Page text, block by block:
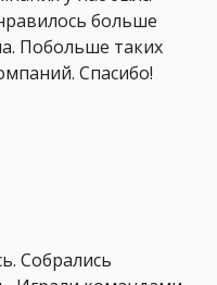
больше
Побольше таких
Спасибо!
Собрались